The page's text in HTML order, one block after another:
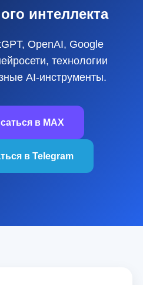
интеллекта
OpenAI, Google
технологии
AI‑инструменты.
в MAX
в Telegram